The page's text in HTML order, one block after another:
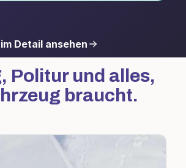
Detail ansehen
Politur und alles,
braucht.